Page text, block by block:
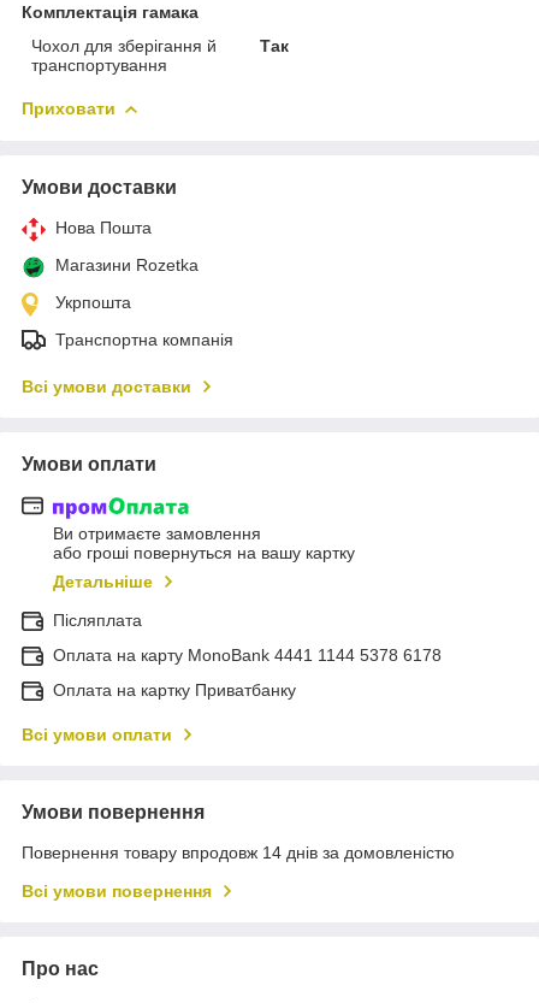
Комплектація гамака
Чохол для зберігання й
транспортування
Так
Приховати
Умови доставки
Нова Пошта
Магазини Rozetka
Укрпошта
Транспортна компанія
Всі умови доставки
Умови оплати
Ви отримаєте замовлення
або гроші повернуться на вашу картку
Детальніше
Післяплата
Оплата на карту MonoBank 4441 1144 5378 6178
Оплата на картку Приватбанку
Всі умови оплати
Умови повернення
Повернення товару впродовж 14 днів за домовленістю
Всі умови повернення
Про нас